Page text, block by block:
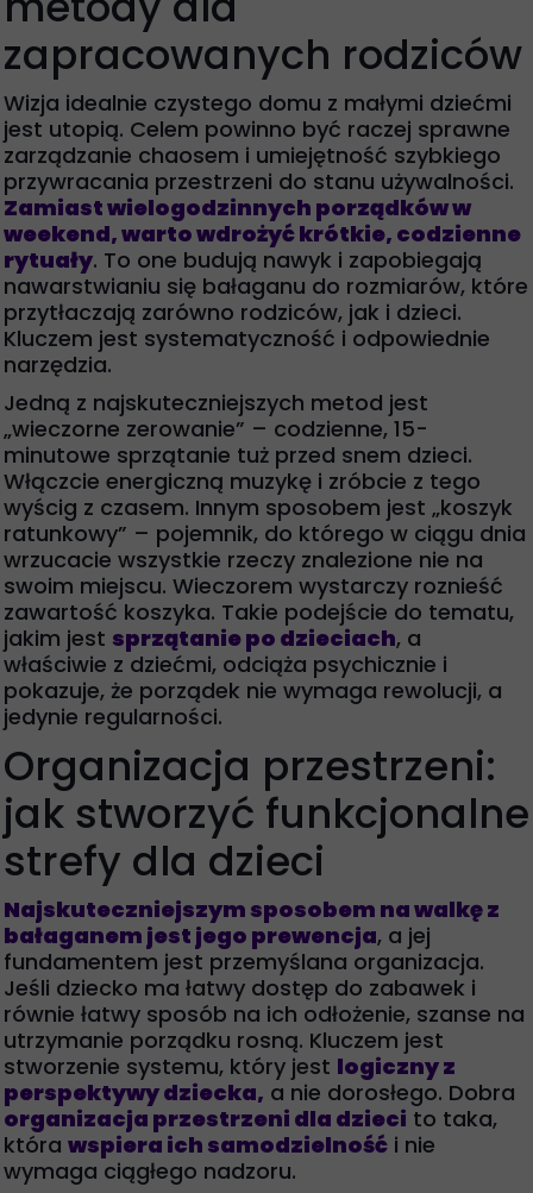
zapracowanych rodziców
Wizja idealnie czystego domu z małymi dziećmi
jest utopią. Celem powinno być raczej sprawne
zarządzanie chaosem i umiejętność szybkiego
przywracania przestrzeni do stanu używalności.
Zamiast wielogodzinnych porządków w
weekend, warto wdrożyć krótkie, codzienne
rytuały. To one budują nawyk i zapobiegają
nawarstwianiu się bałaganu do rozmiarów, które
przytłaczają zarówno rodziców, jak i dzieci.
Kluczem jest systematyczność i odpowiednie
narzędzia.
Jedną z najskuteczniejszych metod jest
„wieczorne zerowanie” – codzienne, 15-
minutowe sprzątanie tuż przed snem dzieci.
Włączcie energiczną muzykę i zróbcie z tego
wyścig z czasem. Innym sposobem jest „koszyk
ratunkowy” – pojemnik, do którego w ciągu dnia
wrzucacie wszystkie rzeczy znalezione nie na
swoim miejscu. Wieczorem wystarczy roznieść
zawartość koszyka. Takie podejście do tematu,
jakim jest sprzątanie po dzieciach, a
właściwie z dziećmi, odciąża psychicznie i
pokazuje, że porządek nie wymaga rewolucji, a
jedynie regularności.
Organizacja przestrzeni:
jak stworzyć funkcjonalne
strefy dla dzieci
Najskuteczniejszym sposobem na walkę z
bałaganem jest jego prewencja, a jej
fundamentem jest przemyślana organizacja.
Jeśli dziecko ma łatwy dostęp do zabawek i
równie łatwy sposób na ich odłożenie, szanse na
utrzymanie porządku rosną. Kluczem jest
stworzenie systemu, który jest logiczny z
perspektywy dziecka, a nie dorosłego. Dobra
organizacja przestrzeni dla dzieci to taka,
która wspiera ich samodzielność i nie
wymaga ciągłego nadzoru.